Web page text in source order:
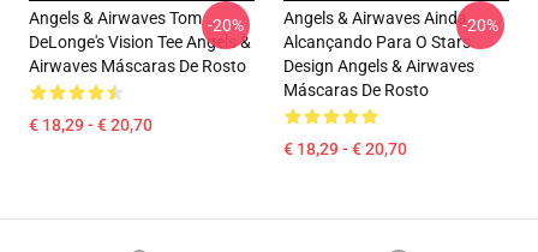
Angels & Airwaves Tom
DeLonge's Vision Tee Angels &
Airwaves Máscaras De Rosto
€ 18,29 - € 20,70
-20%
Angels & Airwaves Ainda
Alcançando Para O Stars
Design Angels & Airwaves
Máscaras De Rosto
€ 18,29 - € 20,70
-20%